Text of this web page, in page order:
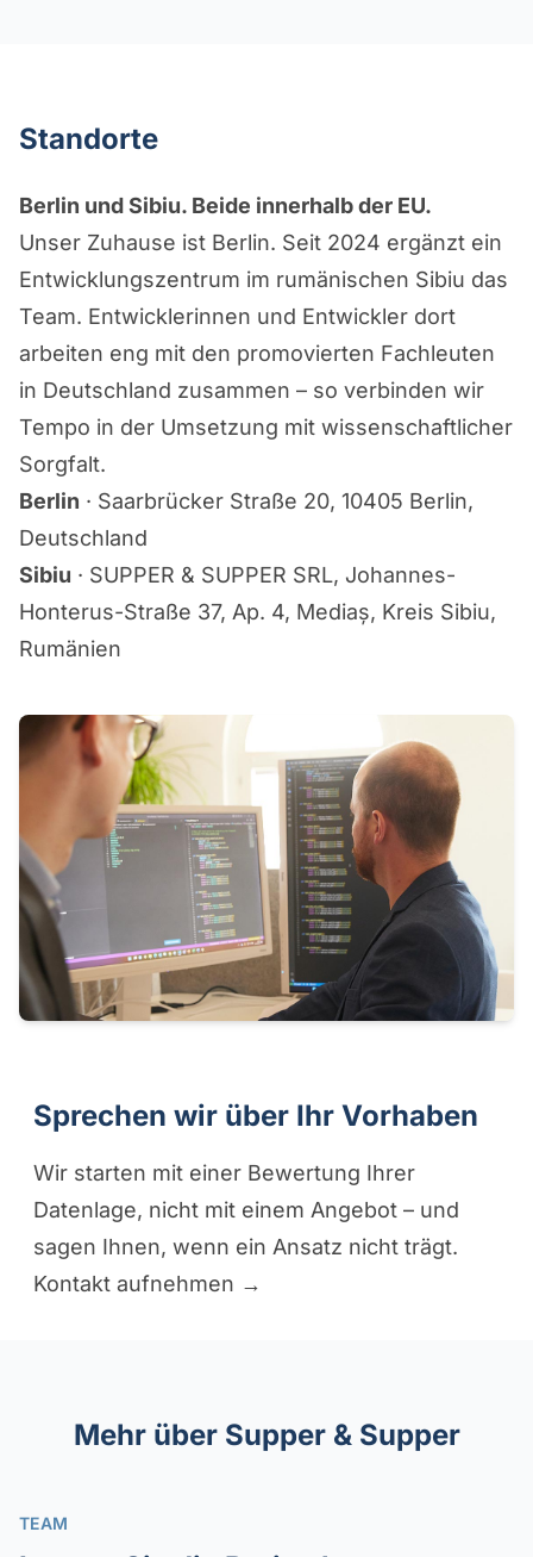
Standorte
Berlin und Sibiu. Beide innerhalb der EU.
Unser Zuhause ist Berlin. Seit 2024 ergänzt ein
Entwicklungszentrum im rumänischen Sibiu das
Team. Entwicklerinnen und Entwickler dort
arbeiten eng mit den promovierten Fachleuten
in Deutschland zusammen – so verbinden wir
Tempo in der Umsetzung mit wissenschaftlicher
Sorgfalt.
Berlin · Saarbrücker Straße 20, 10405 Berlin,
Deutschland
Sibiu · SUPPER & SUPPER SRL, Johannes-
Honterus-Straße 37, Ap. 4, Mediaș, Kreis Sibiu,
Rumänien
Sprechen wir über Ihr Vorhaben
Wir starten mit einer Bewertung Ihrer
Datenlage, nicht mit einem Angebot – und
sagen Ihnen, wenn ein Ansatz nicht trägt.
Kontakt aufnehmen →
Mehr über Supper & Supper
TEAM